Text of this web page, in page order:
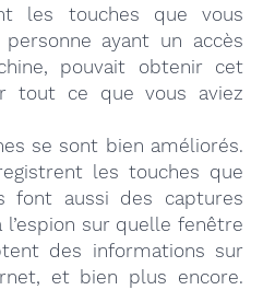
les touches que vous
personne ayant un accès
pouvait obtenir cet
tout ce que vous aviez
se sont bien améliorés.
les touches que
font aussi des captures
sur quelle fenêtre
des informations sur
et bien plus encore.